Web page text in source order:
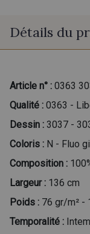
Détails du
Article n° : 0363
Qualité : 0363 -
Dessin : 3037 -
Coloris : N - Fluo
Composition :
Largeur : 136 cm
Poids : 76 gr/m² -
Temporalité :